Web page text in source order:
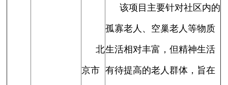
北
京市
该项目主要针对社区内的
孤寡老人、空巢老人等物质
生活相对丰富，但精神生活
有待提高的老人群体，旨在